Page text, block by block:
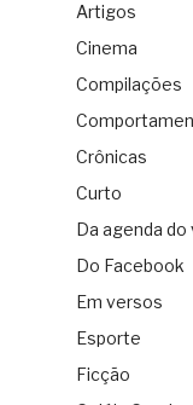
Artigos
Cinema
Compilações
Crônicas
Curto
Da agenda do
Do Facebook
Em versos
Esporte
Ficção